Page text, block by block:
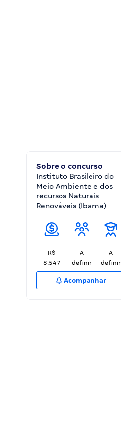
Sobre o concurso
Instituto Brasileiro do
Meio Ambiente e dos
recursos Naturais
Renováveis (Ibama)
R$
8.547
A
definir
A
definir
Acompanhar